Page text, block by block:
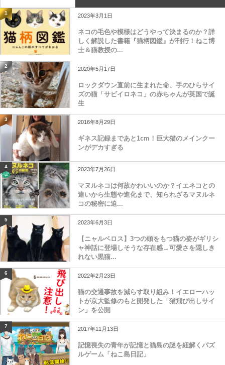
1 2023年3月1日
ネコの毛色や模様はどうやって決まるのか？詳
しく解説した書籍『猫柄図鑑』が刊行！ねこ博
士＆猫教授の...
2 2020年5月17日
ロックダウン直前に生まれた命、手のひらサイ
ズの猫「サビイロネコ」の赤ちゃんが英国で誕
生
3 2016年8月29日
ギネス記録まであと1cm！巨大猫のメインクー
ンがデカすぎる
4 2023年7月26日
マヌルネコは何故かわいいのか？イエネコとの
違いから生態や進化まで、知られざるマヌルネ
コの秘密に迫...
5 2023年6月3日
【ニャルベロス】3つの頭をもつ猫の姿がギリシ
ャ神話に登場しそうな存在感→可愛さを隠しき
れない黒猫...
6 2022年2月23日
猫の交通事故を減らす取り組み！イエローハッ
トが京大監修のもと開発した「猫飛び出しサイ
ン」を公開
7 2017年11月13日
記憶喪失の青年が記憶と猫島の謎を紐解くパズ
ルゲーム「ねこ島日記」